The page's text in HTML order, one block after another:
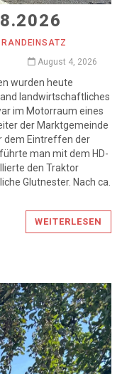
August 4, 2026
wurden heute
landwirtschaftliches
im Motorraum eines
der Marktgemeinde
dem Eintreffen der
man mit dem HD-
den Traktor
Glutnester. Nach ca.
WEITERLESEN